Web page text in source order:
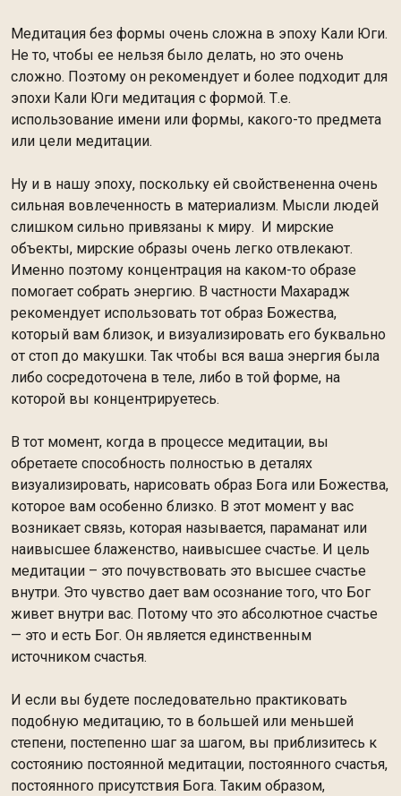
Медитация без формы очень сложна в эпоху Кали Юги.
Не то, чтобы ее нельзя было делать, но это очень
сложно. Поэтому он рекомендует и более подходит для
эпохи Кали Юги медитация с формой. Т.е.
использование имени или формы, какого-то предмета
или цели медитации.
Ну и в нашу эпоху, поскольку ей свойствененна очень
сильная вовлеченность в материализм. Мысли людей
слишком сильно привязаны к миру. И мирские
объекты, мирские образы очень легко отвлекают.
Именно поэтому концентрация на каком-то образе
помогает собрать энергию. В частности Махарадж
рекомендует использовать тот образ Божества,
который вам близок, и визуализировать его буквально
от стоп до макушки. Так чтобы вся ваша энергия была
либо сосредоточена в теле, либо в той форме, на
которой вы концентрируетесь.
В тот момент, когда в процессе медитации, вы
обретаете способность полностью в деталях
визуализировать, нарисовать образ Бога или Божества,
которое вам особенно близко. В этот момент у вас
возникает связь, которая называется, параманат или
наивысшее блаженство, наивысшее счастье. И цель
медитации – это почувствовать это высшее счастье
внутри. Это чувство дает вам осознание того, что Бог
живет внутри вас. Потому что это абсолютное счастье
— это и есть Бог. Он является единственным
источником счастья.
И если вы будете последовательно практиковать
подобную медитацию, то в большей или меньшей
степени, постепенно шаг за шагом, вы приблизитесь к
состоянию постоянной медитации, постоянного счастья,
постоянного присутствия Бога. Таким образом,